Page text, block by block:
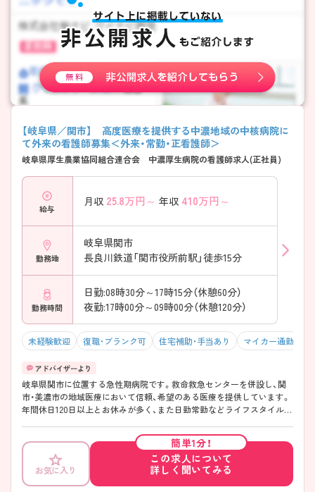
【岐阜県／関市】 高度医療を提供する中濃地域の中核病院に
て外来の看護師募集＜外来・常勤・正看護師＞
岐阜県厚生農業協同組合連合会 中濃厚生病院の看護師求人(正社員)
給与
月収 25.8万円～ 年収 410万円～
勤務地
岐阜県関市
長良川鉄道「関市役所前駅」徒歩15分
勤務時間
日勤:08時30分～17時15分（休憩60分）
夜勤:17時00分～09時00分（休憩120分）
未経験歓迎 復職・ブランク可 住宅補助・手当あり マイカー通勤可・
岐阜県関市に位置する急性期病院です。救命救急センターを併設し、関
市・美濃市の地域医療において信頼、希望のある医療を提供しています。
年間休日120日以上とお休みが多く、また日勤常勤などライフスタイルに
しており、個々のレベルにあった研修が受けられるので未経験の方やブ
ランクのある方もしっかり学べます。また、外来に興味のある方、スキル
アップされたい方にもおすすめです。 ご興味ある方には、面接対策ポイ
ントなど、さらに詳細をお話しいたしますのでお気軽にご相談くださ
い。
お気に入り
簡単1分！
この求人について
詳しく聞いてみる